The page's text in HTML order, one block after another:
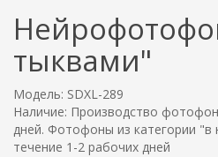
тыквами"
Модель: SDXL-289
Наличие: Производство
дней. Фотофоны из категории "в
течение 1-2 рабочих дней